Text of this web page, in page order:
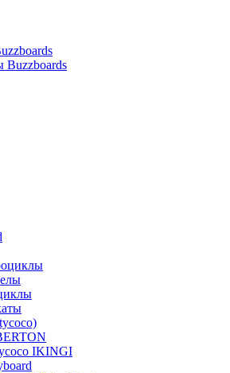
Buzzboards
IKINGI